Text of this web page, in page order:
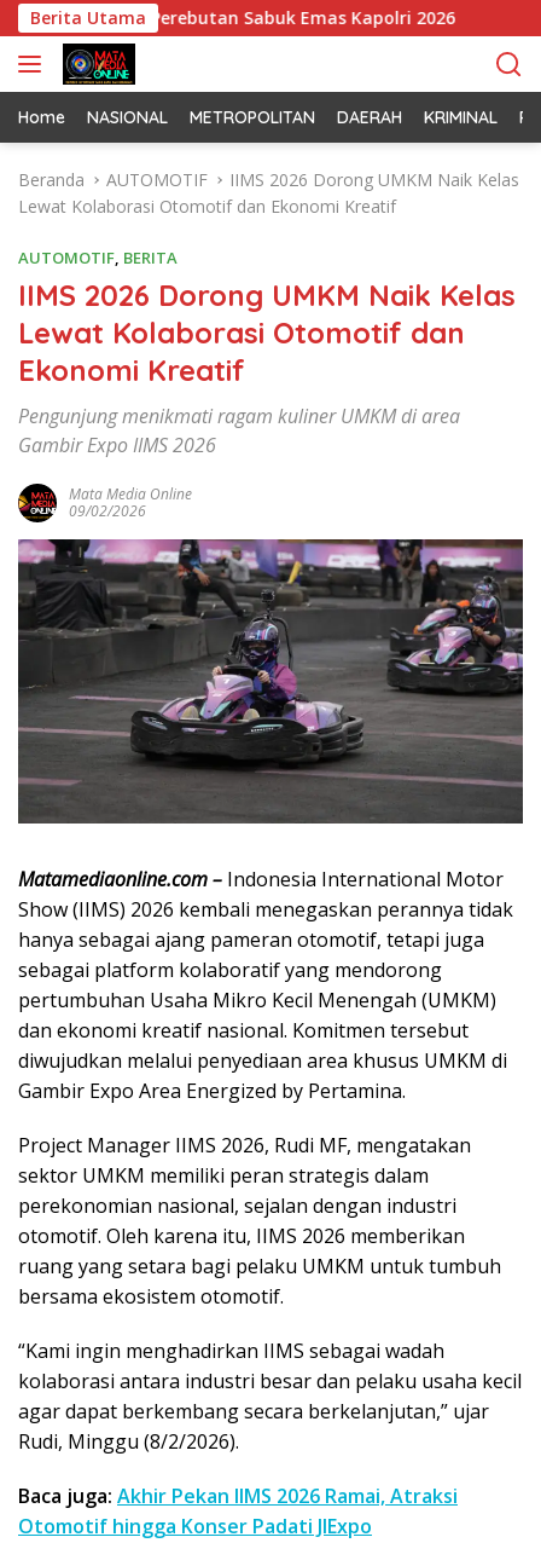
a
g
u
Berita Utama
Jelang Perebutan Sabuk Emas Kapolri 2026 Tim
Home NASIONAL METROPOLITAN DAERAH KRIMINAL
Beranda AUTOMOTIF
IIMS 2026 Dorong UMKM Naik Kelas
Lewat Kolaborasi Otomotif dan Ekonomi Kreatif
AUTOMOTIF, BERITA
IIMS 2026 Dorong UMKM Naik Kelas
Lewat Kolaborasi Otomotif dan
Ekonomi Kreatif
Pengunjung menikmati ragam kuliner UMKM di area
Gambir Expo IIMS 2026
Mata Media Online
09/02/2026
Matamediaonline.com – Indonesia International Motor
Show (IIMS) 2026 kembali menegaskan perannya tidak
hanya sebagai ajang pameran otomotif, tetapi juga
sebagai platform kolaboratif yang mendorong
pertumbuhan Usaha Mikro Kecil Menengah (UMKM)
dan ekonomi kreatif nasional. Komitmen tersebut
diwujudkan melalui penyediaan area khusus UMKM di
Gambir Expo Area Energized by Pertamina.
Project Manager IIMS 2026, Rudi MF, mengatakan
sektor UMKM memiliki peran strategis dalam
perekonomian nasional, sejalan dengan industri
otomotif. Oleh karena itu, IIMS 2026 memberikan
ruang yang setara bagi pelaku UMKM untuk tumbuh
bersama ekosistem otomotif.
“Kami ingin menghadirkan IIMS sebagai wadah
kolaborasi antara industri besar dan pelaku usaha kecil
agar dapat berkembang secara berkelanjutan,” ujar
Rudi, Minggu (8/2/2026).
Baca juga: Akhir Pekan IIMS 2026 Ramai, Atraksi
Otomotif hingga Konser Padati JIExpo